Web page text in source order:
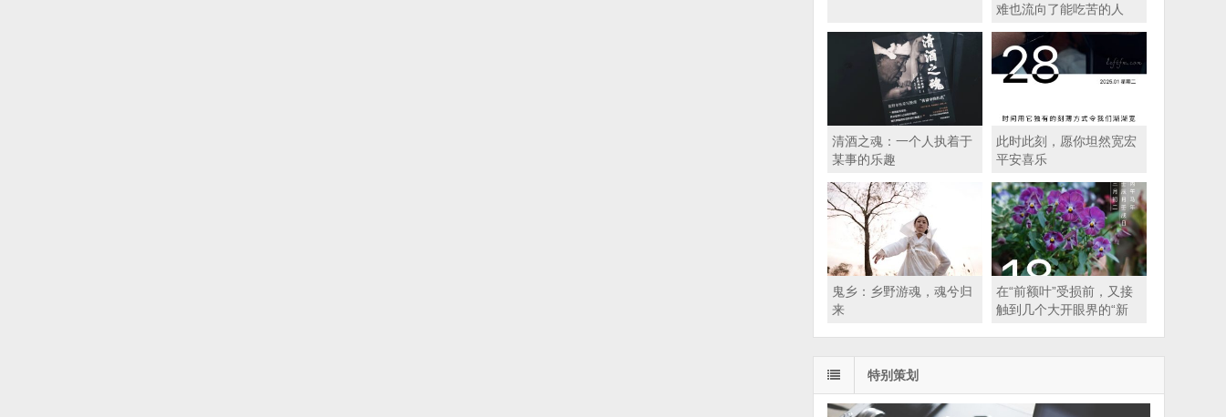
难也流向了能吃苦的人
清酒之魂：一个人执着于
某事的乐趣
此时此刻，愿你坦然宽宏
平安喜乐
鬼乡：乡野游魂，魂兮归
来
在“前额叶”受损前，又接
触到几个大开眼界的“新
特别策划